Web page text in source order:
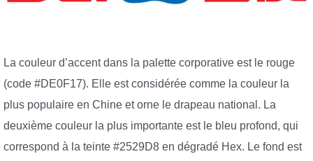
La couleur d’accent dans la palette corporative est le rouge
(code #DE0F17). Elle est considérée comme la couleur la
plus populaire en Chine et orne le drapeau national. La
deuxième couleur la plus importante est le bleu profond, qui
correspond à la teinte #2529D8 en dégradé Hex. Le fond est